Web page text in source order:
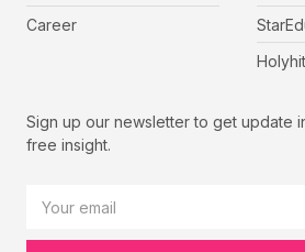
Career
Holyhit
Sign up our newsletter to get update
free insight.